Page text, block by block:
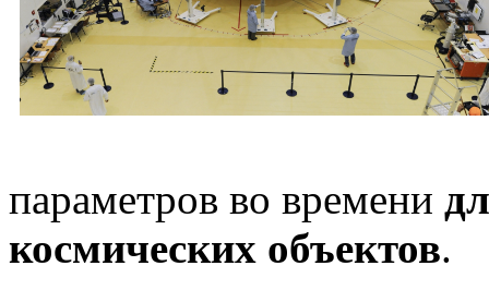
параметров во времени
космических объектов.